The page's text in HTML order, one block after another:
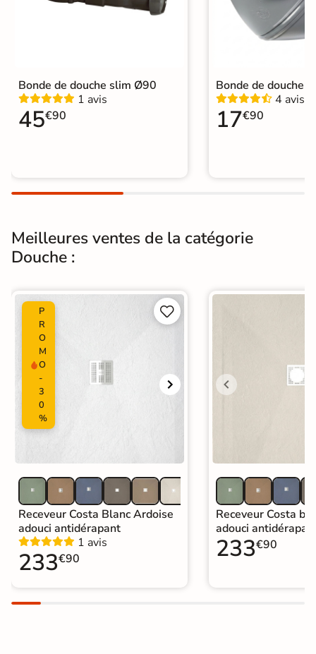
Normes
Origine
Pleine masse Oui
Catégories
Bonde de douche slim Ø90
1 avis
45€90
Bonde de douche
4 avis
17€90
Meilleures ventes de la catégorie
Douche :
P
R
O
M
O
-
3
0
%


Receveur Costa Blanc Ardoise
adouci antidérapant
1 avis
233€90
Receveur Costa
adouci
233€90